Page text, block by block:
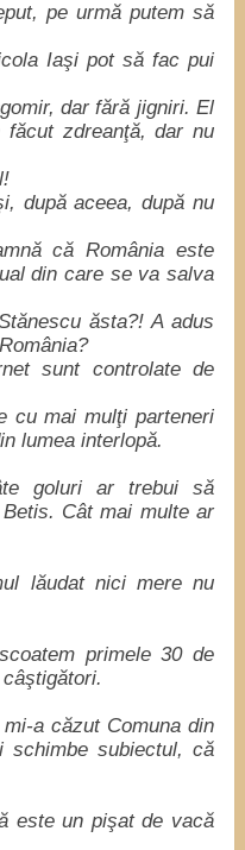
pe urmă putem să
Iaşi pot să fac pui
dar fără jigniri. El
zdreanţă, dar nu
după aceea, după nu
că România este
din care se va salva
ăsta?! A adus
sunt controlate de
cu mai mulţi parteneri
lumea interlopă.
goluri ar trebui să
Cât mai multe ar
lăudat nici mere nu
primele 30 de
a căzut Comuna din
schimbe subiectul, că
este un pişat de vacă